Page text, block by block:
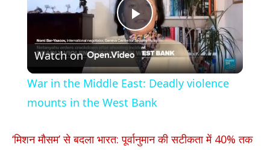
Play
Video
Watch on
War in the Middle East: Deadly violence
mounts in the West Bank
‘मिशन मौसम’ से बदला भारत: पूर्वानुमान की सटीकता में 40% तक